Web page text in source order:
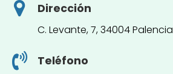
Dirección
C. Levante, 7, 34004 Palencia
Teléfono